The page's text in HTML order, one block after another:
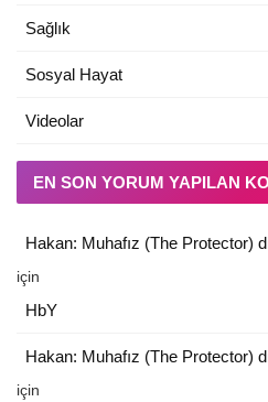
Sağlık
Sosyal Hayat
Videolar
EN SON YORUM YAPILAN
Hakan: Muhafız (The Protector)
için
HbY
Hakan: Muhafız (The Protector)
için